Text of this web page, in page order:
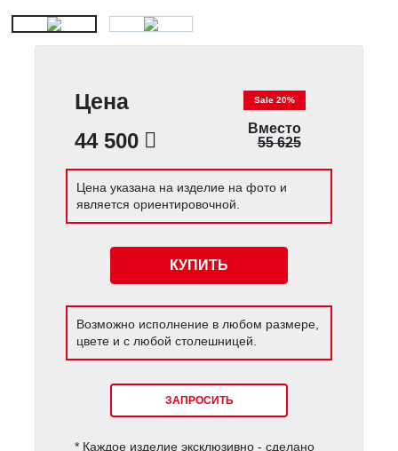
Цена
44 500
Sale 20%
Вместо
55 625
Цена указана на изделие на фото и
является ориентировочной.
КУПИТЬ
Возможно исполнение в любом размере,
цвете и с любой столешницей.
ЗАПРОСИТЬ
* Каждое изделие эксклюзивно - сделано